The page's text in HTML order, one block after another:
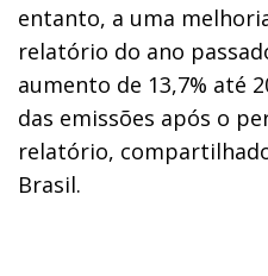
entanto, a uma
relatório do ano
aumento de 13,7% até
das emissões após o
relatório,
Brasil.